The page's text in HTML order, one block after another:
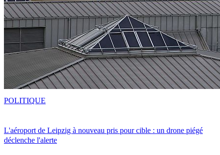
L'aéroport de Leipzig à nouveau pris pour cible : un drone piégé
déclenche l'alerte
POLITIQUE